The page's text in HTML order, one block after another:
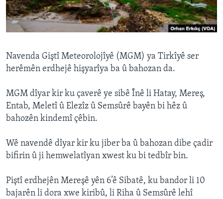
ÇAND Û HUNER
SERNIVÎS
Learning English
FOLLOW US
Zimanên Din
Navenda Giştî Meteorolojîyê (MGM) ya Tirkîyê ser
herêmên erdhejê hişyarîya ba û bahozan da.
MGM dîyar kir ku çaverê ye sibê Înê li Hatay, Mereş,
Entab, Meletî û Elezîz û Semsûrê bayên bi hêz û
bahozên kindemî çêbin.
Wê navendê dîyar kir ku jiber ba û bahozan dibe çadir
bifirin û ji hemwelatîyan xwest ku bi tedbîr bin.
Piştî erdhejên Mereşê yên 6’ê Sibatê, ku bandor li 10
bajarên li dora xwe kiribû, li Riha û Semsûrê lehî